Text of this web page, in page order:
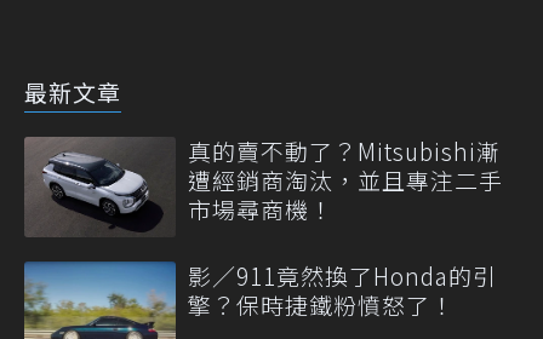
最新文章
真的賣不動了？Mitsubishi漸
遭經銷商淘汰，並且專注二手
市場尋商機！
影／911竟然換了Honda的引
擎？保時捷鐵粉憤怒了！